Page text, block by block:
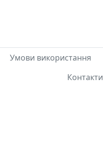
Умови використання
Контакти